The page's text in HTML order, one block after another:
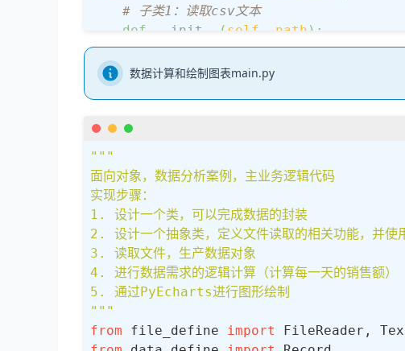
# 子类1：读取csv文本
def
__init__ ( self, path ):
        self.path = path
#
        f =
        record_list:
list
[Record] = []
for line in f.readlines():
            line = line.strip()
            data_list = line.split(
","
            record = Record(data_list[
0
            record_list.append(record)
        f.close()
数据计算和绘制图表main.py
"""
面向对象，数据分析案例，主业务逻辑代码
实现步骤：
1. 设计一个类，可以完成数据的封装
2. 设计一个抽象类，定义文件读取的相关功能，并使
3. 读取文件，生产数据对象
4. 进行数据需求的逻辑计算（计算每一天的销售额）
5. 通过PyEcharts进行图形绘制
"""
from file_define import